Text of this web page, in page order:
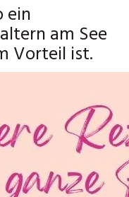
ein
am See
Vorteil ist.